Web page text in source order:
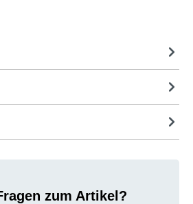
zum Artikel?